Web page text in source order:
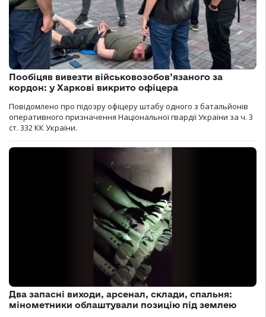
Пообіцяв вивезти військовозобов’язаного за
кордон: у Харкові викрито офіцера
Повідомлено про підозру офіцеру штабу одного з батальйонів
оперативного призначення Національної гвардії України за ч. 3
ст. 332 КК України.
Два запасні виходи, арсенал, склади, спальня:
мінометники облаштували позицію під землею